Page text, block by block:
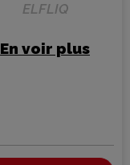
ELFLIQ
En voir plus